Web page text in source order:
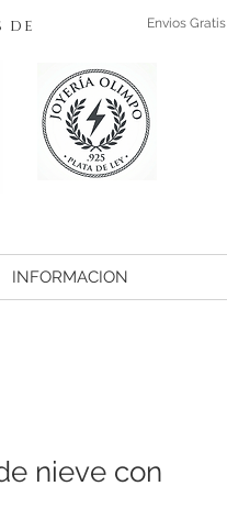
de
Envios Gratis
INFORMACION
nieve con